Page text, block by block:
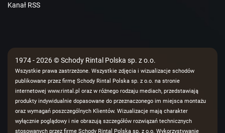
Kanał RSS
1974 - 2026 © Schody Rintal Polska sp. z o.o.
Wszystkie prawa zastrzeżone. Wszystkie zdjęcia i wizualizacje schodów
publikowane przez firmę Schody Rintal Polska sp. z o.o. na stronie
internetowej www.rintal.pl oraz w różnego rodzaju mediach, przedstawiają
produkty indywidualnie dopasowane do przeznaczonego im miejsca montażu
oraz wymagań poszczególnych Klientów. Wizualizacje mają charakter
wyłącznie poglądowy i nie obrazują szczegółów rozwiązań technicznych
stosowanych przez firmę Schody Rintal Polska sp. z o.o. Wykorzystywanie